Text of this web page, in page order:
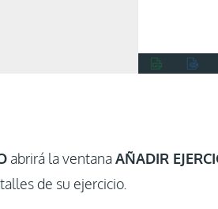
abrirá la ventanaAÑADIR
de su ejercicio.